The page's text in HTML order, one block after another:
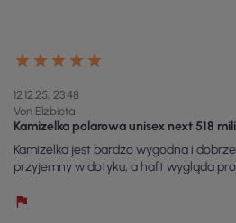
12.12.25, 23:48
Von Elżbieta
Kamizelka polarowa unisex next 518
Kamizelka jest bardzo wygodna i
przyjemny w dotyku, a haft wygląda